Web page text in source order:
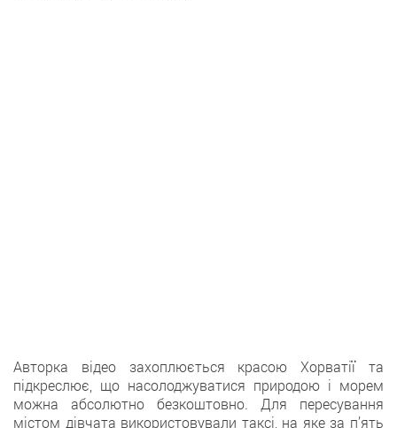
Авторка відео захоплюється красою Хорватії та
підкреслює, що насолоджуватися природою і морем
можна абсолютно безкоштовно. Для пересування
містом дівчата використовували таксі, на яке за п’ять